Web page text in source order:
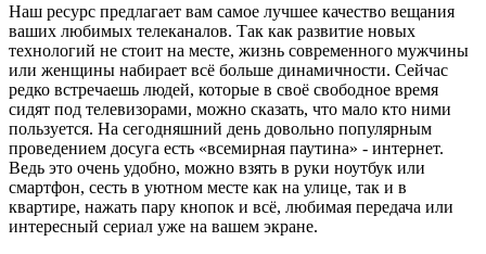
Наш ресурс предлагает вам самое лучшее качество вещания
ваших любимых телеканалов. Так как развитие новых
технологий не стоит на месте, жизнь современного мужчины
или женщины набирает всё больше динамичности. Сейчас
редко встречаешь людей, которые в своё свободное время
сидят под телевизорами, можно сказать, что мало кто ними
пользуется. На сегодняшний день довольно популярным
проведением досуга есть «всемирная паутина» - интернет.
Ведь это очень удобно, можно взять в руки ноутбук или
смартфон, сесть в уютном месте как на улице, так и в
квартире, нажать пару кнопок и всё, любимая передача или
интересный сериал уже на вашем экране.